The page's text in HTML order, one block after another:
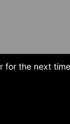
for the next